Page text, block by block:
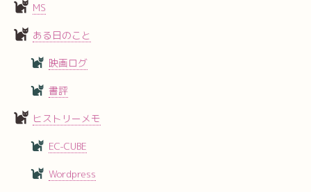
MS
ある日のこと
映画ログ
書評
ヒストリーメモ
EC-CUBE
Wordpress